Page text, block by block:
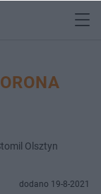
Olsztyn
dodano 19-8-2021